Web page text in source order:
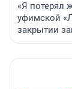
«Я потерял
уфимской
закрытии